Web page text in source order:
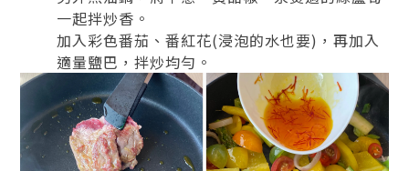
一起拌炒香。
加入彩色番茄、番紅花(浸泡的水也要)，再加入
適量鹽巴，拌炒均勻。